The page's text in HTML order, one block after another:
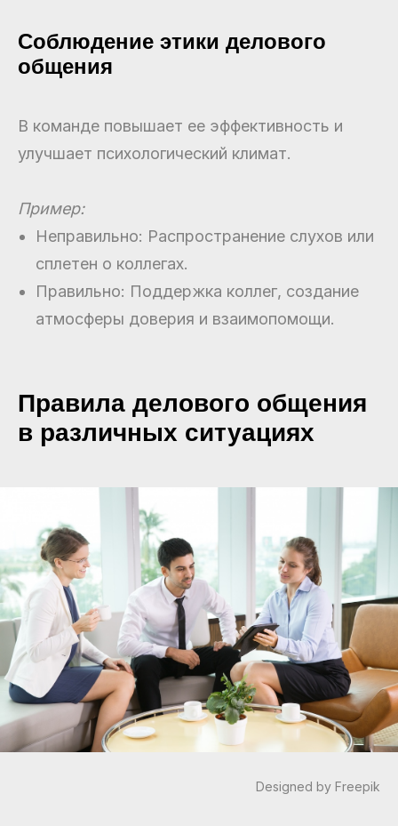
Соблюдение этики делового
общения
В команде повышает ее эффективность и
улучшает психологический климат.
Пример:
Неправильно: Распространение слухов или
сплетен о коллегах.
Правильно: Поддержка коллег, создание
атмосферы доверия и взаимопомощи.
Правила делового общения
в различных ситуациях
Designed by Freepik